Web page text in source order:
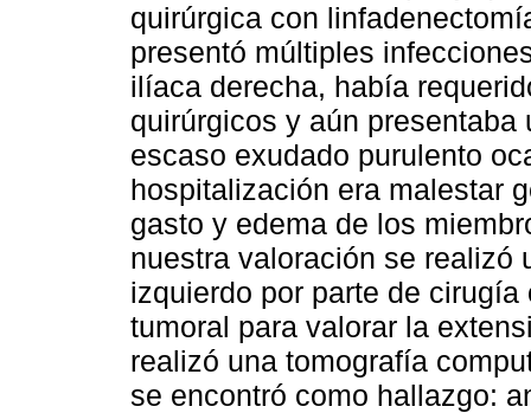
quirúrgica con
presentó múltiples
ilíaca derecha, había
quirúrgicos y aún
escaso exudado purulento
hospitalización era malestar
gasto y edema de los
nuestra valoración se realizó
izquierdo por parte de
tumoral para valorar la
realizó una tomografía
se encontró como hallazgo: